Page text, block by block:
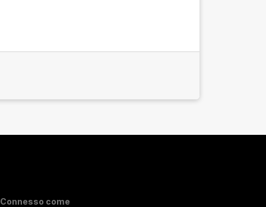
Connesso come